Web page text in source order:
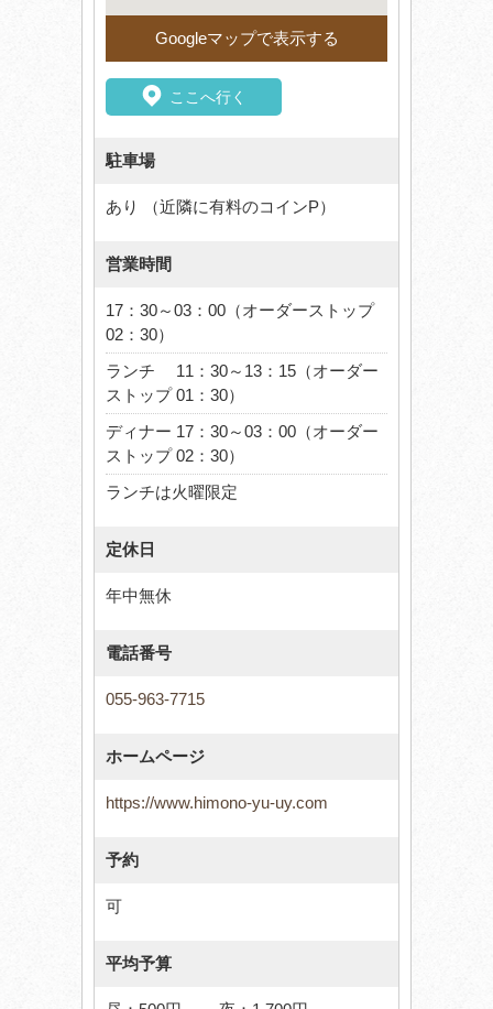
Googleマップで表示する
ここへ行く
駐車場
あり （近隣に有料のコインP）
営業時間
17：30～03：00（オーダーストップ
02：30）
ランチ 11：30～13：15（オーダー
ストップ 01：30）
ディナー 17：30～03：00（オーダー
ストップ 02：30）
ランチは火曜限定
定休日
年中無休
電話番号
055-963-7715
ホームページ
https://www.himono-yu-uy.com
予約
可
平均予算